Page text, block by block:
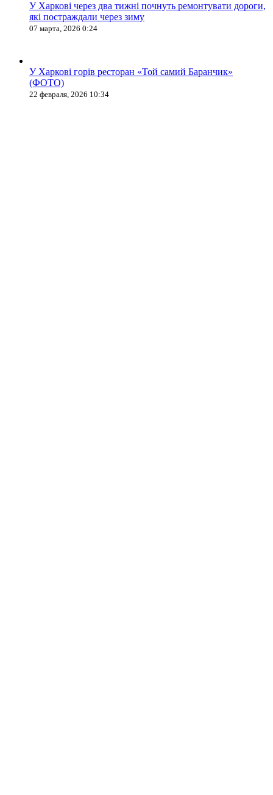
У Харкові через два тижні почнуть ремонтувати дороги,
які постраждали через зиму
07 марта, 2026 0:24
У Харкові горів ресторан «Той самий Баранчик»
(ФОТО)
22 февраля, 2026 10:34